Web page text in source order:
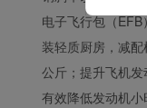
电子飞行包（
装轻质厨房，减
公斤；提升飞机发
有效降低发动机小